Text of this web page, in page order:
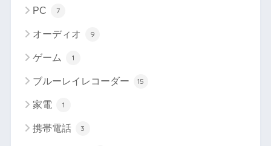
PC 7
オーディオ 9
ゲーム 1
ブルーレイレコーダー 15
家電 1
携帯電話 3